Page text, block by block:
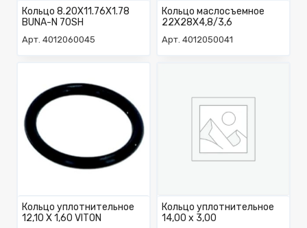
Кольцо 8.20X11.76X1.78
BUNA-N 70SH
Арт. 4012060045
Кольцо маслосъемное
22X28X4,8/3,6
Арт. 4012050041
Кольцо уплотнительное
12,10 X 1,60 VITON
Кольцо уплотнительное
14,00 х 3,00